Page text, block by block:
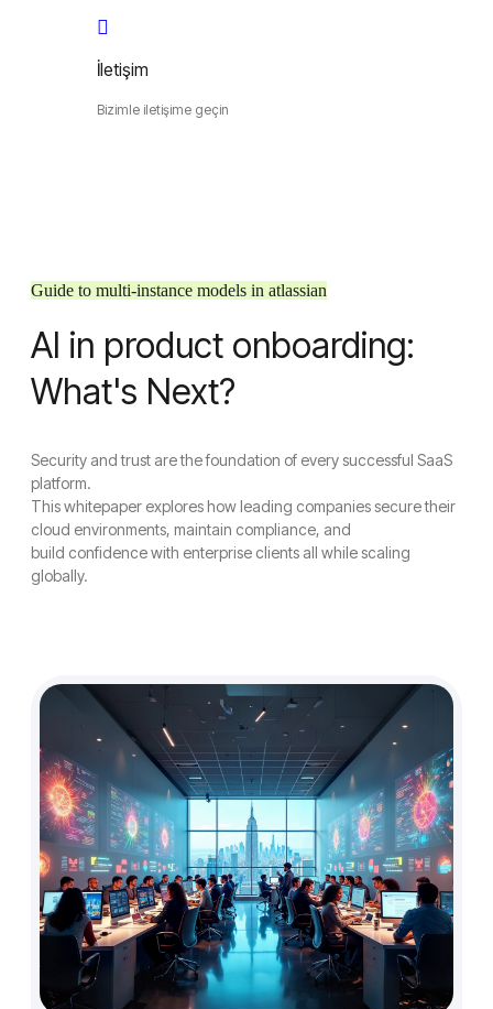
İletişim
Bizimle iletişime geçin
Guide to multi-instance models in atlassian
AI in product onboarding:
What's Next?
Security and trust are the foundation of every successful SaaS
platform.
This whitepaper explores how leading companies secure their
cloud environments, maintain compliance, and
build confidence with enterprise clients all while scaling
globally.